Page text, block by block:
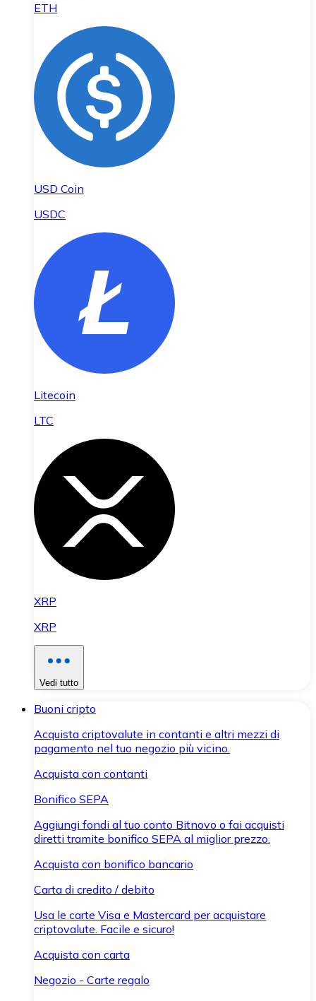
ETH
USD Coin
USDC
Litecoin
LTC
XRP
XRP
Vedi tutto
Buoni cripto
Acquista criptovalute in contanti e altri mezzi di
pagamento nel tuo negozio più vicino.
Acquista con contanti
Bonifico SEPA
Aggiungi fondi al tuo conto Bitnovo o fai acquisti
diretti tramite bonifico SEPA al miglior prezzo.
Acquista con bonifico bancario
Carta di credito / debito
Usa le carte Visa e Mastercard per acquistare
criptovalute. Facile e sicuro!
Acquista con carta
Negozio - Carte regalo